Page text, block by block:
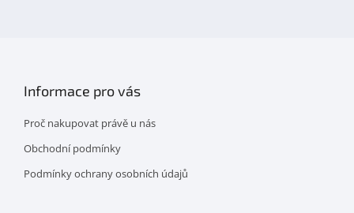
Informace pro vás
Proč nakupovat právě u nás
Obchodní podmínky
Podmínky ochrany osobních údajů